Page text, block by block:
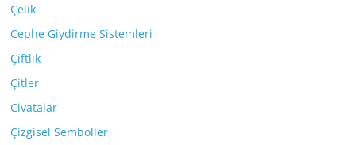
Çelik
Cephe Giydirme Sistemleri
Çiftlik
Çitler
Civatalar
Çizgisel Semboller